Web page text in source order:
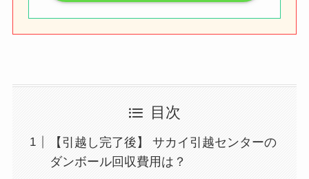
目次
【引越し完了後】 サカイ引越センターの
ダンボール回収費用は？